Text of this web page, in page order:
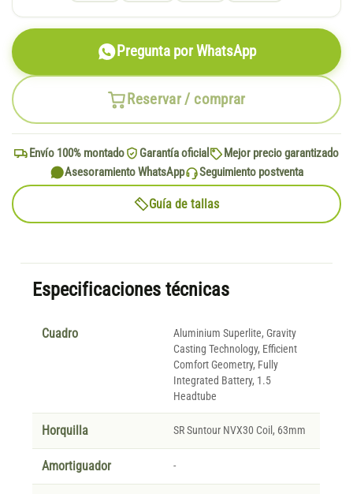
Reservar / comprar
Pregunta por WhatsApp
Envío 100% montado Garantía oficial
Mejor precio garantizado
Asesoramiento WhatsApp
Seguimiento postventa
Guía de tallas
Especificaciones técnicas
Cuadro
Aluminium Superlite, Gravity
Casting Technology, Efficient
Comfort Geometry, Fully
Integrated Battery, 1.5
Headtube
Horquilla SR Suntour NVX30 Coil, 63mm
Amortiguador -